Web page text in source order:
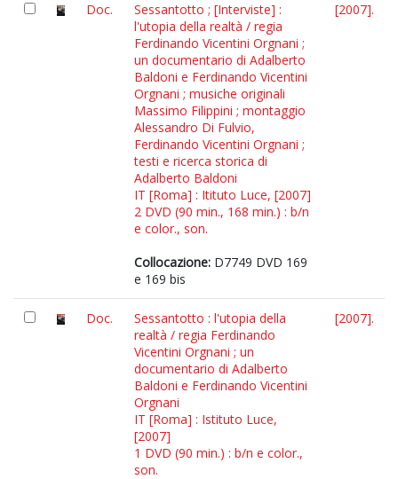
Doc.
Sessantotto ; [Interviste] :
l'utopia della realtà / regia
Ferdinando Vicentini Orgnani ;
un documentario di Adalberto
Baldoni e Ferdinando Vicentini
Orgnani ; musiche originali
Massimo Filippini ; montaggio
Alessandro Di Fulvio,
Ferdinando Vicentini Orgnani ;
testi e ricerca storica di
Adalberto Baldoni
IT [Roma] : Itituto Luce, [2007]
2 DVD (90 min., 168 min.) : b/n
e color., son.
Collocazione: D7749 DVD 169
e 169 bis
[2007].
Doc.
Sessantotto : l'utopia della
realtà / regia Ferdinando
Vicentini Orgnani ; un
documentario di Adalberto
Baldoni e Ferdinando Vicentini
Orgnani
IT [Roma] : Istituto Luce,
[2007]
1 DVD (90 min.) : b/n e color.,
son.
[2007].